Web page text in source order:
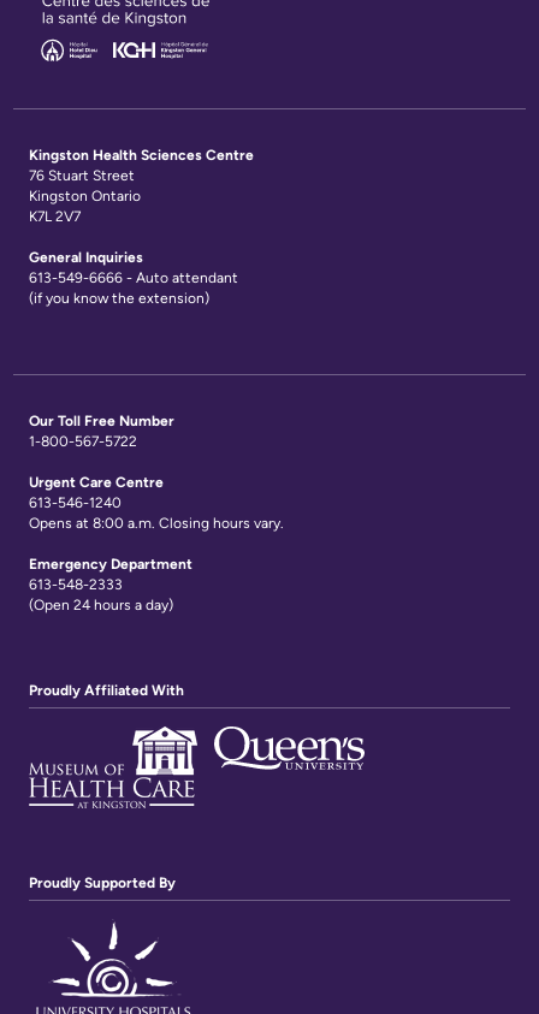
Kingston Health Sciences Centre
76 Stuart Street
Kingston Ontario
K7L 2V7
General Inquiries
613-549-6666 - Auto attendant
(if you know the extension)
Our Toll Free Number
1-800-567-5722
Urgent Care Centre
613-546-1240
Opens at 8:00 a.m. Closing hours vary.
Emergency Department
613-548-2333
(Open 24 hours a day)
Proudly Affiliated With
Proudly Supported By